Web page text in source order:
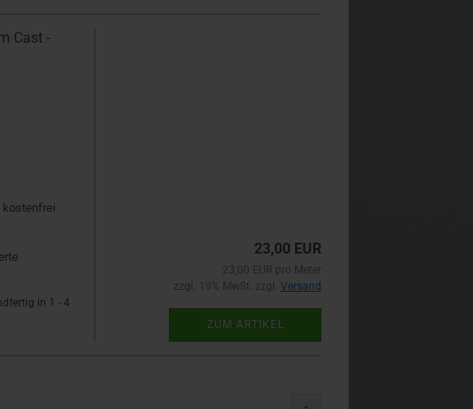
Cast -
kostenfrei
in 1 - 4
23,00 EUR
23,00 EUR pro Meter
zzgl. 19% MwSt. zzgl. Versand
ZUM ARTIKEL